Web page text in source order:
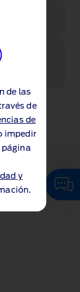
de las
de
de
impedir
página
y